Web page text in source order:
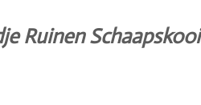
Ruinen Schaapskooi